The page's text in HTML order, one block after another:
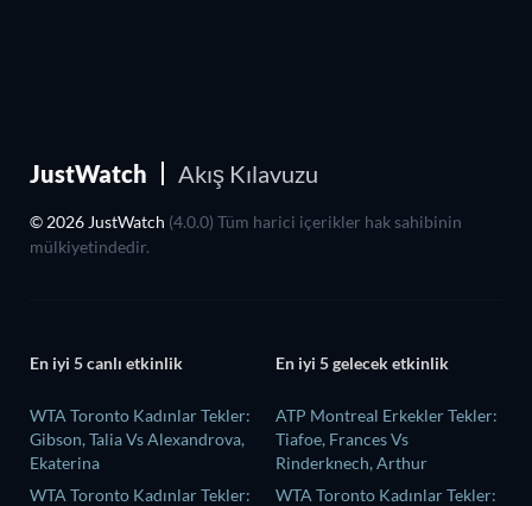
JustWatch Akış Kılavuzu
© 2026 JustWatch (4.0.0) Tüm harici içerikler hak sahibinin
mülkiyetindedir.
En iyi 5 canlı etkinlik
WTA Toronto Kadınlar Tekler:
Gibson, Talia Vs Alexandrova,
Ekaterina
WTA Toronto Kadınlar Tekler:
En iyi 5 gelecek etkinlik
ATP Montreal Erkekler Tekler:
Tiafoe, Frances Vs
Rinderknech, Arthur
WTA Toronto Kadınlar Tekler: